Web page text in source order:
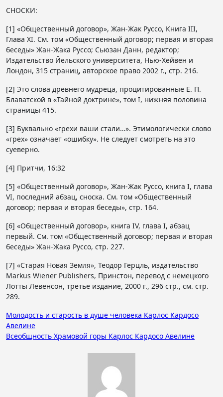
СНОСКИ:
[1] «Общественный договор», Жан-Жак Руссо, Книга III,
Глава XI. См. том «Общественный договор; первая и вторая
беседы» Жан-Жака Руссо; Сьюзан Данн, редактор;
Издательство Йельского университета, Нью-Хейвен и
Лондон, 315 страниц, авторское право 2002 г., стр. 216.
[2] Это слова древнего мудреца, процитированные Е. П.
Блаватской в ​​«Тайной доктрине», том I, нижняя половина
страницы 415.
[3] Буквально «грехи ваши стали…». Этимологически слово
«грех» означает «ошибку». Не следует смотреть на это
суеверно.
[4] Притчи, 16:32
[5] «Общественный договор», Жан-Жак Руссо, книга I, глава
VI, последний абзац, сноска. См. том «Общественный
договор; первая и вторая беседы», стр. 164.
[6] «Общественный договор», книга IV, глава I, абзац
первый. См. том «Общественный договор; первая и вторая
беседы» Жан-Жака Руссо, стр. 227.
[7] «Старая Новая Земля», Теодор Герцль, издательство
Markus Wiener Publishers, Принстон, перевод с немецкого
Лотты Левенсон, третье издание, 2000 г., 296 стр., см. стр.
289.
Навигация
по
Молодость и старость в душе человека Карлос Кардосо
Авелине
Всеобщность Храмовой горы Карлос Кардосо Авелине